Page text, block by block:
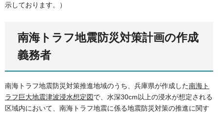
示しております。）
南海トラフ地震防災対策計画の作成
義務者
南海トラフ地震防災対策推進地域のうち、兵庫県が作成した南海ト
ラフ巨大地震津波浸水想定図で、水深30cm以上の浸水が想定される
区域内において、南海トラフ地震に係る地震防災対策の推進に関す